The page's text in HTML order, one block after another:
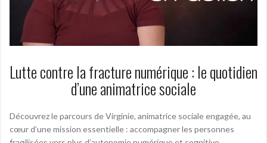
Lutte contre la fracture numérique : le quotidien
d’une animatrice sociale
Découvrez le parcours de Virginie, animatrice sociale engagée, au
cœur d’une mission essentielle : accompagner les personnes